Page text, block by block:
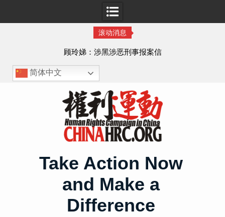
滚动消息
顾玲娣：涉黑涉恶刑事报案信
简体中文
Take Action Now
and Make a
Difference